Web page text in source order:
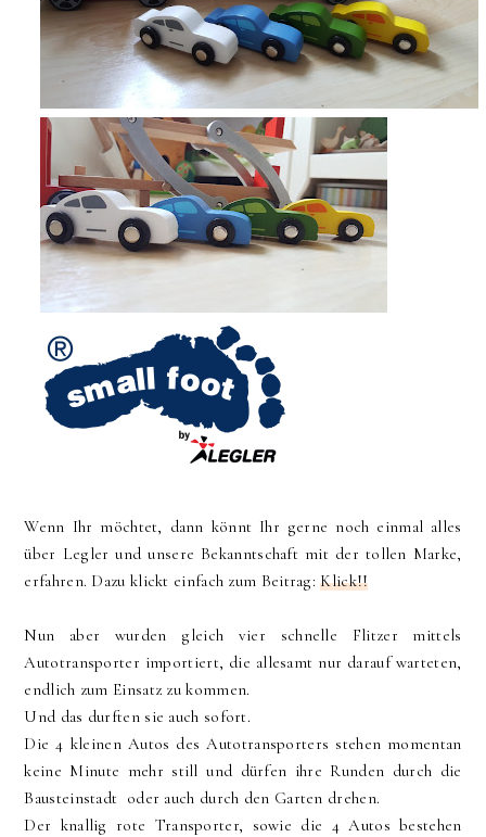
Wenn Ihr möchtet, dann könnt Ihr gerne noch einmal alles
über Legler und unsere Bekanntschaft mit der tollen Marke,
erfahren. Dazu klickt einfach zum Beitrag:Klick!!
Nun aber wurden gleich vier schnelle Flitzer mittels
Autotransporter importiert, die allesamt nur darauf warteten,
endlich zum Einsatz zu kommen.
Und das durften sie auch sofort.
Die 4 kleinen Autos des Autotransporters stehen momentan
keine Minute mehr still und dürfen ihre Runden durch die
Bausteinstadt oder auch durch den Garten drehen.
Der knallig rote Transporter, sowie die 4 Autos bestehen